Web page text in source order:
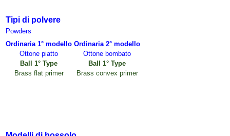
Tipi di polvere
Powders
Ordinaria 1° modello Ordinaria 2° modello
Ottone piatto
Ottone bombato
Ball 1° Type
Ball 1° Type
Brass flat primer
Brass convex primer